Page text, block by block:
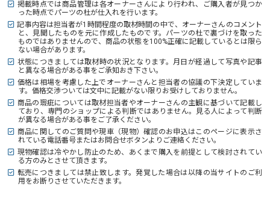
掲載時点では商品管理は各オーナーさんにより行われ、ご購入者が見つか
った時点でパーツの杜が仕入れを行います。
記事内容は担当者が1時間程度の取材時間の中で、オーナーさんのコメント
と、見聞したものを元に作成したものです。パーツの杜で裏づけを取った
ものではありませんので、商品の状態を100%正確に記載しているとは限ら
ない場合があります。
状態につきましては取材時の状況となります。月日が経過して写真や記事
と異なる場合がある事をご承知おき下さい。
価格は相場を考慮した上でオーナーさんと担当者の協議の下決定していま
す。価格交渉ついては文中に記載がない限りお受けしておりません。
商品の瑕疵については取材担当者やオーナーさんの主観に基づいて記載し
ており、専門のショップによる判断ではありません。見る人によって判断
が異なる場合がある事をご了承ください。
商品に関してのご質問や現車（現物）確認のお申込はこのページに表示さ
れている電話番号またはお問合せボタンよりご連絡ください。
現物確認は冷やかし防止のため、あくまで購入を前提として検討されてい
る方のみとさせて頂きます。
転売につきましては禁止致します。発覚した場合は以降の当サイトのご利
用をお断りさせていただきます。